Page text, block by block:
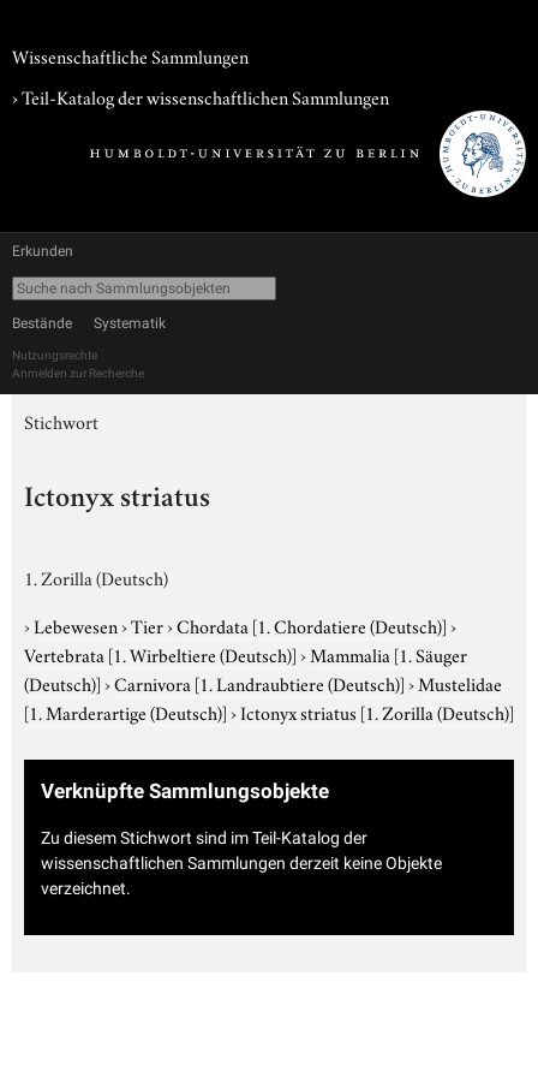
Wissenschaftliche Sammlungen
› Teil-Katalog der wissenschaftlichen Sammlungen
Erkunden
Bestände Systematik
Nutzungsrechte
Anmelden zur Recherche
Stichwort
Ictonyx striatus
1. Zorilla (Deutsch)
›Lebewesen›Tier›Chordata [1. Chordatiere (Deutsch)]›
Vertebrata [1. Wirbeltiere (Deutsch)]›Mammalia [1. Säuger
(Deutsch)]›Carnivora [1. Landraubtiere (Deutsch)]›Mustelidae
[1. Marderartige (Deutsch)]›Ictonyx striatus [1. Zorilla (Deutsch)]
Verknüpfte Sammlungsobjekte
Zu diesem Stichwort sind im Teil-Katalog der
wissenschaftlichen Sammlungen derzeit keine Objekte
verzeichnet.